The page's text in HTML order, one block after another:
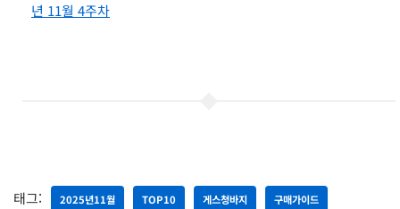
년 11월 4주차
태그: 2025년11월 TOP10 게스청바지 구매가이드